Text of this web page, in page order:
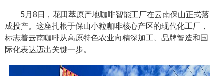
5月8日，花田萃原产地咖啡智能工厂在云南保山正式落
成投产。这座扎根于保山小粒咖啡核心产区的现代化工厂，
标志着云南咖啡从高原特色农业向精深加工、品牌智造和国
际化表达迈出关键一步。